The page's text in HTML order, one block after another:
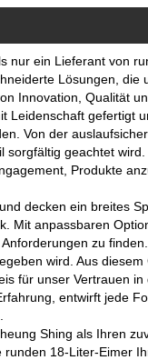
nur ein Lieferant von
Lösungen, die
Innovation, Qualität
Leidenschaft gefertigt
Von der
geachtet
Produkte
decken ein breites
Mit anpassbaren
zu finden.
wird. Aus
für unser Vertrauen
entwirft jede
Shing als Ihren
18-Liter-Eimer